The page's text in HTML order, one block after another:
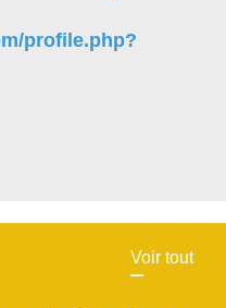
profile.php?
Voir tout